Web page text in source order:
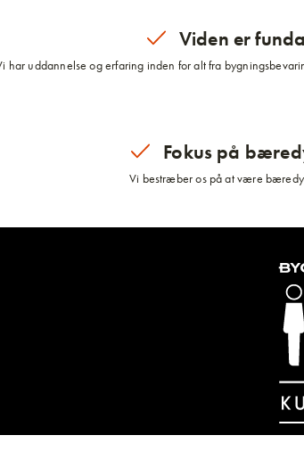
Viden er
har uddannelse og erfaring inden for alt fra
Fokus på
Vi bestræber os på at være